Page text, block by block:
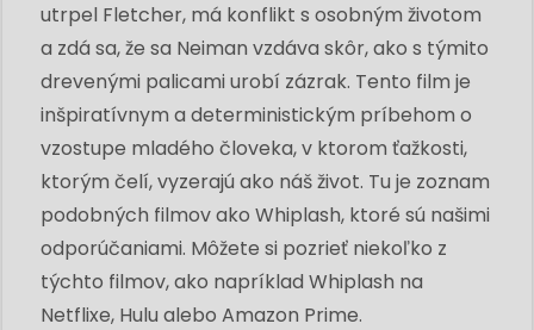
utrpel Fletcher, má konflikt s osobným životom
a zdá sa, že sa Neiman vzdáva skôr, ako s týmito
drevenými palicami urobí zázrak. Tento film je
inšpiratívnym a deterministickým príbehom o
vzostupe mladého človeka, v ktorom ťažkosti,
ktorým čelí, vyzerajú ako náš život. Tu je zoznam
podobných filmov ako Whiplash, ktoré sú našimi
odporúčaniami. Môžete si pozrieť niekoľko z
týchto filmov, ako napríklad Whiplash na
Netflixe, Hulu alebo Amazon Prime.